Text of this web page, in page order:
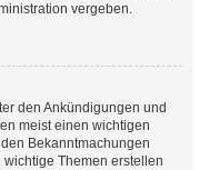
vergeben.
den Ankündigungen und
meist einen wichtigen
Bekanntmachungen
Themen erstellen